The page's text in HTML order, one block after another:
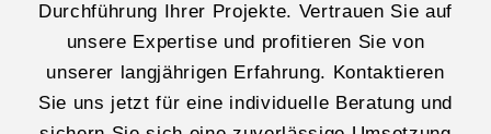
Durchführung Ihrer Projekte. Vertrauen Sie auf
unsere Expertise und profitieren Sie von
unserer langjährigen Erfahrung. Kontaktieren
Sie uns jetzt für eine individuelle Beratung und